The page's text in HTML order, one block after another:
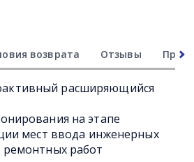
возврата Отзывы Прочее
расширяющийся
на этапе
мест ввода инженерных
работ